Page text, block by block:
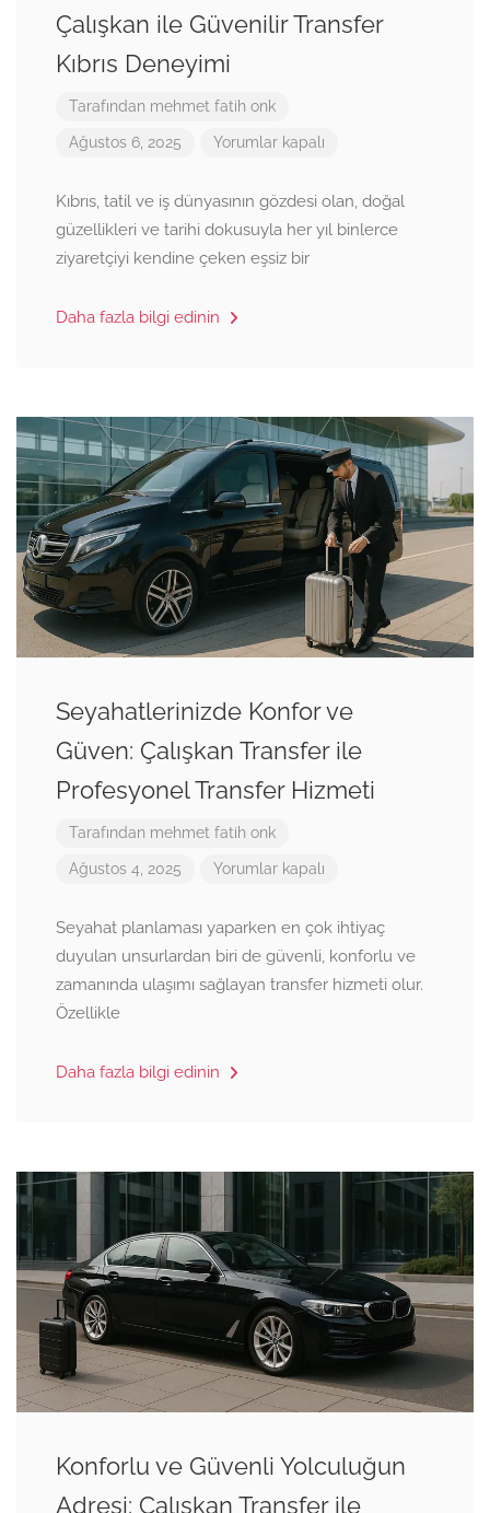
Çalışkan ile Güvenilir Transfer
Kıbrıs Deneyimi
Tarafından mehmet fatih onk
Ağustos 6, 2025 Yorumlar kapalı
Kıbrıs, tatil ve iş dünyasının gözdesi olan, doğal
güzellikleri ve tarihi dokusuyla her yıl binlerce
ziyaretçiyi kendine çeken eşsiz bir
Daha fazla bilgi edinin
Seyahatlerinizde Konfor ve
Güven: Çalışkan Transfer ile
Profesyonel Transfer Hizmeti
Tarafından mehmet fatih onk
Ağustos 4, 2025 Yorumlar kapalı
Seyahat planlaması yaparken en çok ihtiyaç
duyulan unsurlardan biri de güvenli, konforlu ve
zamanında ulaşımı sağlayan transfer hizmeti olur.
Özellikle
Daha fazla bilgi edinin
Konforlu ve Güvenli Yolculuğun
Adresi: Çalışkan Transfer ile